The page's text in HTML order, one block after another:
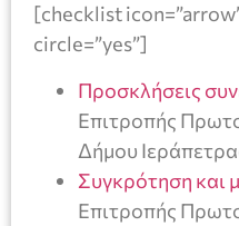
[checklist
circle=”yes”]
Προσκλήσεις
Επιτροπής
Δήμου
Συγκρότηση και
Επιτροπής